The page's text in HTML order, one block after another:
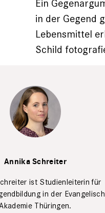
Ein
in der Gegend
Lebensmittel
Schild
Michael
Annika Schreiter
ist Studien­leiterin für
in der
Thüringen.